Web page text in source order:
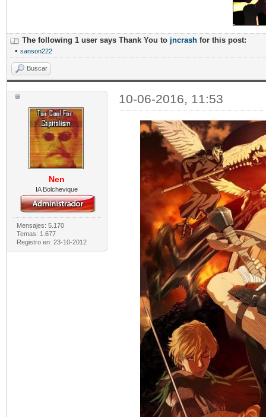
The following 1 user says Thank You to jncrash for this post:
• sanson222
Buscar
Nen
IA Bolchevique
Mensajes: 5.170
Temas: 1.677
Registro en: 23-10-2012
10-06-2016, 11:53